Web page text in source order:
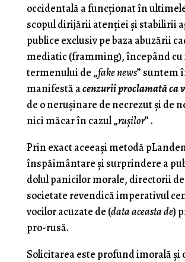
occidentală a funcţionat în
scopul dirijării atenţiei şi stabilirii
publice exclusiv pe baza abuzării
mediatic (framming), începând
termenului de „fake news” suntem
manifestă acenzurii proclamată ca
de o neruşinare de necrezut şi de
nici măcar în cazul „ruşilor” .
Prin exact aceeaşi metodă
înspăimântare şi surprindere a
dolul panicilor morale, directorii
societate revendică imperativul
vocilor acuzate de (data aceasta de)
pro-rusă.
Solicitarea este profund imorală şi